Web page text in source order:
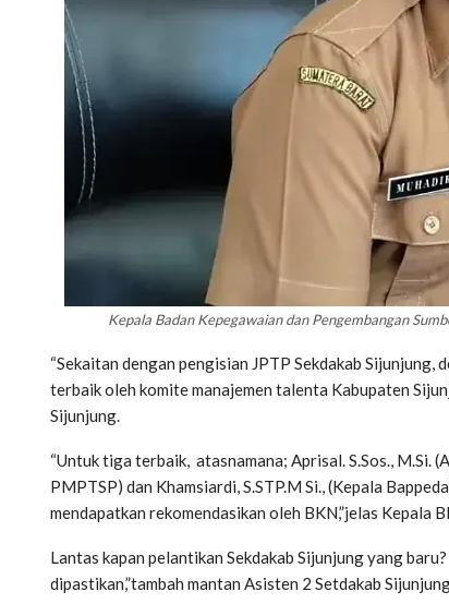
Kepala Badan Kepegawaian dan Pengembangan
“Sekaitan dengan pengisian JPTP Sekdakab
terbaik oleh komite manajemen talenta Kabupaten
Sijunjung.
“Untuk tiga terbaik, atasnamana; Aprisal. S.Sos., M.Si.
PMPTSP) dan Khamsiardi, S.STP.M Si., (Kepala
mendapatkan rekomendasikan oleh BKN,”jelas Kepala
Lantas kapan pelantikan Sekdakab Sijunjung yang
dipastikan,”tambah mantan Asisten 2 Setdakab